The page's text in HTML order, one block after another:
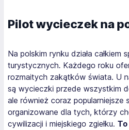
Pilot wycieczek na
Na polskim rynku działa całkiem
turystycznych. Każdego roku
rozmaitych zakątków świata. U
są wycieczki przede wszystkim
ale również coraz popularniejsze
organizowane dla tych, którzy
cywilizacji i miejskiego zgiełku.